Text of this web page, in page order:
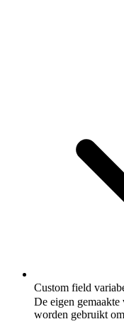
Custom field
De eigen
worden gebruikt